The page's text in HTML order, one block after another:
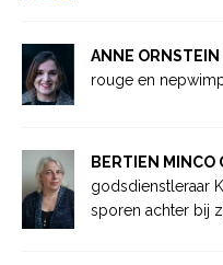
ANNE ORNSTEIN
rouge en
BERTIEN MINCO
godsdienstleraar
sporen achter bij